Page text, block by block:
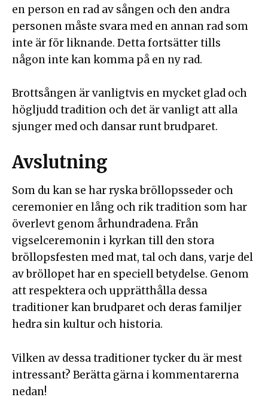
en person en rad av sången och den andra
personen måste svara med en annan rad som
inte är för liknande. Detta fortsätter tills
någon inte kan komma på en ny rad.
Brottsången är vanligtvis en mycket glad och
högljudd tradition och det är vanligt att alla
sjunger med och dansar runt brudparet.
Avslutning
Som du kan se har ryska bröllopsseder och
ceremonier en lång och rik tradition som har
överlevt genom århundradena. Från
vigselceremonin i kyrkan till den stora
bröllopsfesten med mat, tal och dans, varje del
av bröllopet har en speciell betydelse. Genom
att respektera och upprätthålla dessa
traditioner kan brudparet och deras familjer
hedra sin kultur och historia.
Vilken av dessa traditioner tycker du är mest
intressant? Berätta gärna i kommentarerna
nedan!